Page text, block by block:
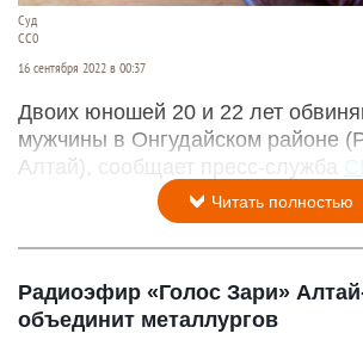
Суд
СС0
16 сентября 2022 в 00:37
Двоих юношей 20 и 22 лет
мужчины в Онгудайском районе
Алтай), сообщает пресс-служба
Читать полностью
Радиоэфир «Голос Зари»
объединит металлургов